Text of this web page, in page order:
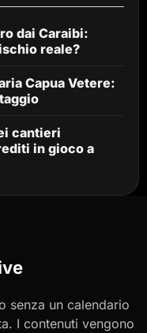
dai Caraibi:
reale?
Capua Vetere:
cantieri
in gioco a
senza un calendario
I contenuti vengono